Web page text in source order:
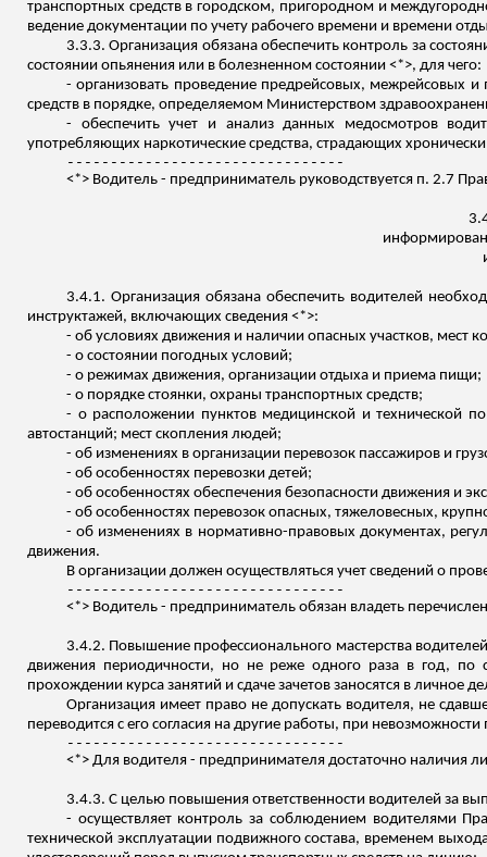
транспортных средств в городском, пригородном и
ведение документации по учету рабочего времени и времени
3.3.3. Организация обязана обеспечить контроль за
состоянии опьянения или в болезненном состоянии <*>, для чего:
- организовать проведение предрейсовых, межрейсовых и
средств в порядке, определяемом Министерством
- обеспечить учет и анализ данных медосмотров
употребляющих наркотические средства, страдающих
--------------------------------
<*> Водитель - предприниматель руководствуется п. 2.7
3.4.1. Организация обязана обеспечить водителей
инструктажей, включающих сведения <*>:
- об условиях движения и наличии опасных участков,
- о состоянии погодных условий;
- о режимах движения, организации отдыха и приема пищи;
- о порядке стоянки, охраны транспортных средств;
- о расположении пунктов медицинской и технической
автостанций; мест скопления людей;
- об изменениях в организации перевозок пассажиров и
- об особенностях перевозки детей;
- об особенностях обеспечения безопасности движения и
- об особенностях перевозок опасных, тяжеловесных,
- об изменениях в нормативно-правовых документах,
движения.
В организации должен осуществляться учет сведений о
--------------------------------
<*> Водитель - предприниматель обязан владеть
3.4.2. Повышение профессионального мастерства
движения периодичности, но не реже одного раза в год,
прохождении курса занятий и сдаче зачетов заносятся в личное
Организация имеет право не допускать водителя, не
переводится с его согласия на другие работы, при
--------------------------------
<*> Для водителя - предпринимателя достаточно наличия
3.4.3. С целью повышения ответственности водителей за
- осуществляет контроль за соблюдением водителями
технической эксплуатации подвижного состава, временем